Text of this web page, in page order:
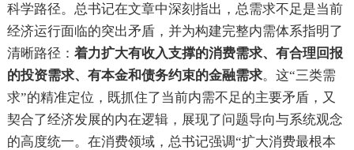
科学路径。总书记在文章中深刻指出，总需求不足是当前
经济运行面临的突出矛盾，并为构建完整内需体系指明了
清晰路径： 着力扩大有收入支撑的消费需求、有合理回报
的投资需求、有本金和债务约束的金融需求。这“三类需
求”的精准定位，既抓住了当前内需不足的主要矛盾，又
契合了经济发展的内在逻辑，展现了问题导向与系统观念
的高度统一。在消费领域，总书记强调“扩大消费最根本